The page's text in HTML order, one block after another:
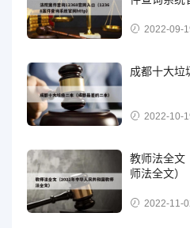
2022-09-
成都十大垃
2022-10-
教师法全文
师法全文）
2022-11-